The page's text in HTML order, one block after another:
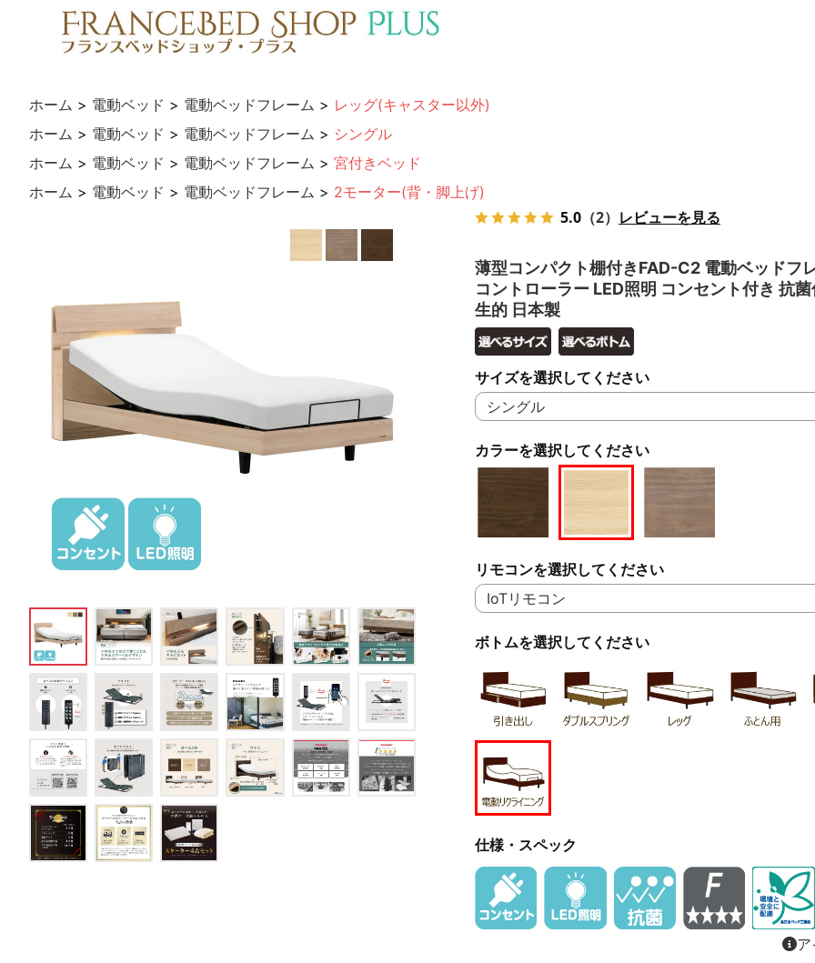
ホーム > 電動ベッド > 電動ベッドフレーム > レッグ(キャスター以外)
ホーム > 電動ベッド > 電動ベッドフレーム > シングル
ホーム > 電動ベッド > 電動ベッドフレーム > 宮付きベッド
ホーム > 電動ベッド > 電動ベッドフレーム > 2モーター(背・脚上げ)
5.0 （2） レビューを見る
薄型コンパクト棚付きFAD-C2 電動ベッドフ
コントローラー LED照明 コンセント付き 抗菌
生的 日本製
カラーを選択してください
サイズを選択してください
リモコンを選択してください
ボトムを選択してください
仕様・スペック